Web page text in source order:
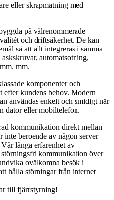
eller skrapmatning med
på välrenommerade
och driftsäkerhet. De kan
så att allt integreras i samma
automatsotning,
mm.
komponenter och
efter kundens behov. Modern
användas enkelt och smidigt när
dator eller mobiltelefon.
kommunikation direkt mellan
inte beroende av någon server
långa erfarenhet av
kommunikation över
ovälkomna besök i
hålla störningar från internet
till fjärrstyrning!